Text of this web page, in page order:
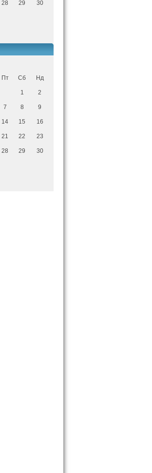
28 29 30
Пт Сб Нд
1 2
7 8 9
14 15 16
21 22 23
28 29 30